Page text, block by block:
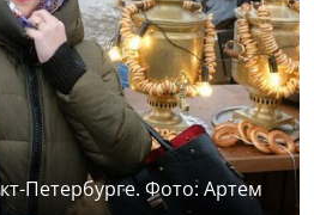
Петербурге. Фото: Артем